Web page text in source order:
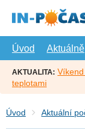
hlavní
Úvod
Aktuálně
AKTUALITA:
teplotami
Úvod Aktuální